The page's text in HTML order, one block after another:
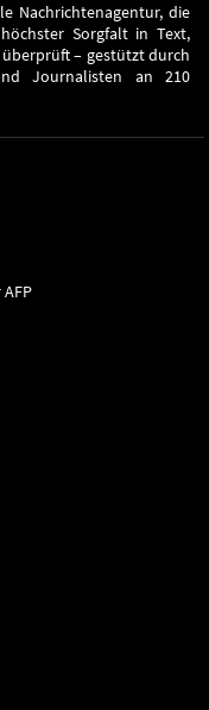
Nachrichtenagentur, die
Sorgfalt in Text,
– gestützt durch
Journalisten an 210